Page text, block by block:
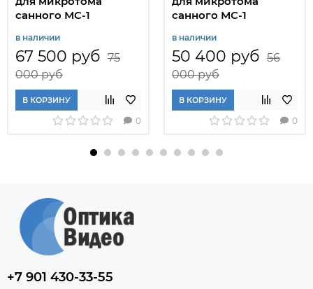
санного МС-1
в наличии
67 500 руб 75
000 руб
В КОРЗИНУ
0
санного МС-1
в наличии
50 400 руб 56
000 руб
В КОРЗИНУ
0
+7 901 430-33-55